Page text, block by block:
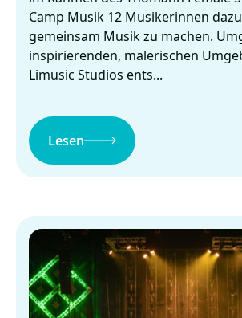
Camp Musik 12 Musikerinnen
gemeinsam Musik zu machen.
inspirierenden, malerischen
Limusic Studios ents...
Lesen